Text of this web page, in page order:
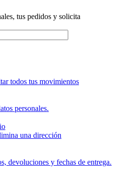
tus pedidos y solicita
todos tus movimientos
personales.
una dirección
devoluciones y fechas de entrega.